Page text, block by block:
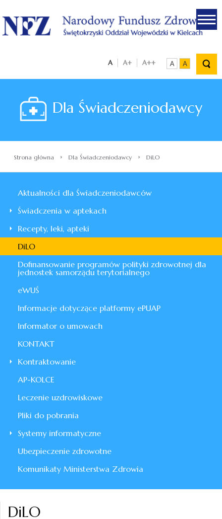
.
A A+ A++ A A
Dla Świadczeniodawcy
Strona główna › Dla Świadczeniodawcy › DiLO
Aktualności dla Świadczeniodawców
Świadczenia w aptekach
Recepty, leki, apteki
DiLO
Dofinansowanie programów polityki zdrowotnej dla
jednostek samorządu terytorialnego
eWUŚ
Informacje dotyczące platformy ePUAP
Informator o umowach
KONTAKT
Kontraktowanie
AP-KOLCE
Leczenie uzdrowiskowe
Pliki do pobrania
Systemy informatyczne
Ubezpieczenie zdrowotne
Komunikaty Ministerstwa Zdrowia
DiLO